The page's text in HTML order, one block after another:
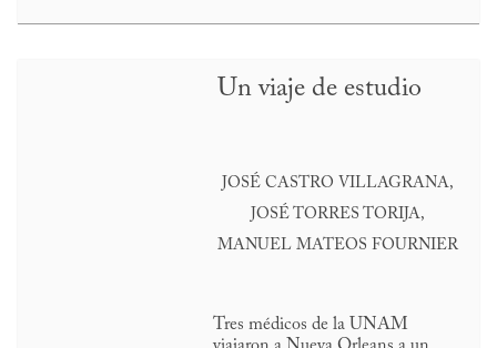
Un viaje de estudio
JOSÉ CASTRO VILLAGRANA,
JOSÉ TORRES TORIJA,
MANUEL MATEOS FOURNIER
Tres médicos de la UNAM